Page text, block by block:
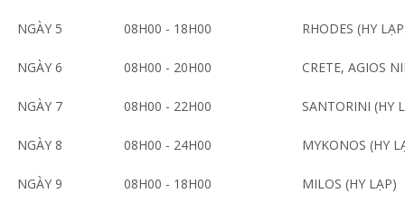
NGÀY 5 08H00 - 18H00 RHODES (HY
NGÀY 6 08H00 - 20H00 CRETE, AGIOS
NGÀY 7 08H00 - 22H00 SANTORINI (HY
NGÀY 8 08H00 - 24H00 MYKONOS (HY
NGÀY 9 08H00 - 18H00 MILOS (HY LẠP)